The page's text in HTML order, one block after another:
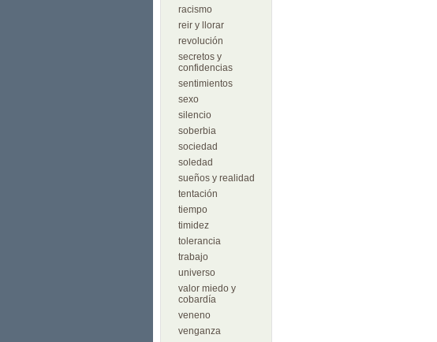
racismo
reir y llorar
revolución
secretos y
confidencias
sentimientos
sexo
silencio
soberbia
sociedad
soledad
sueños y realidad
tentación
tiempo
timidez
tolerancia
trabajo
universo
valor miedo y
cobardía
veneno
venganza